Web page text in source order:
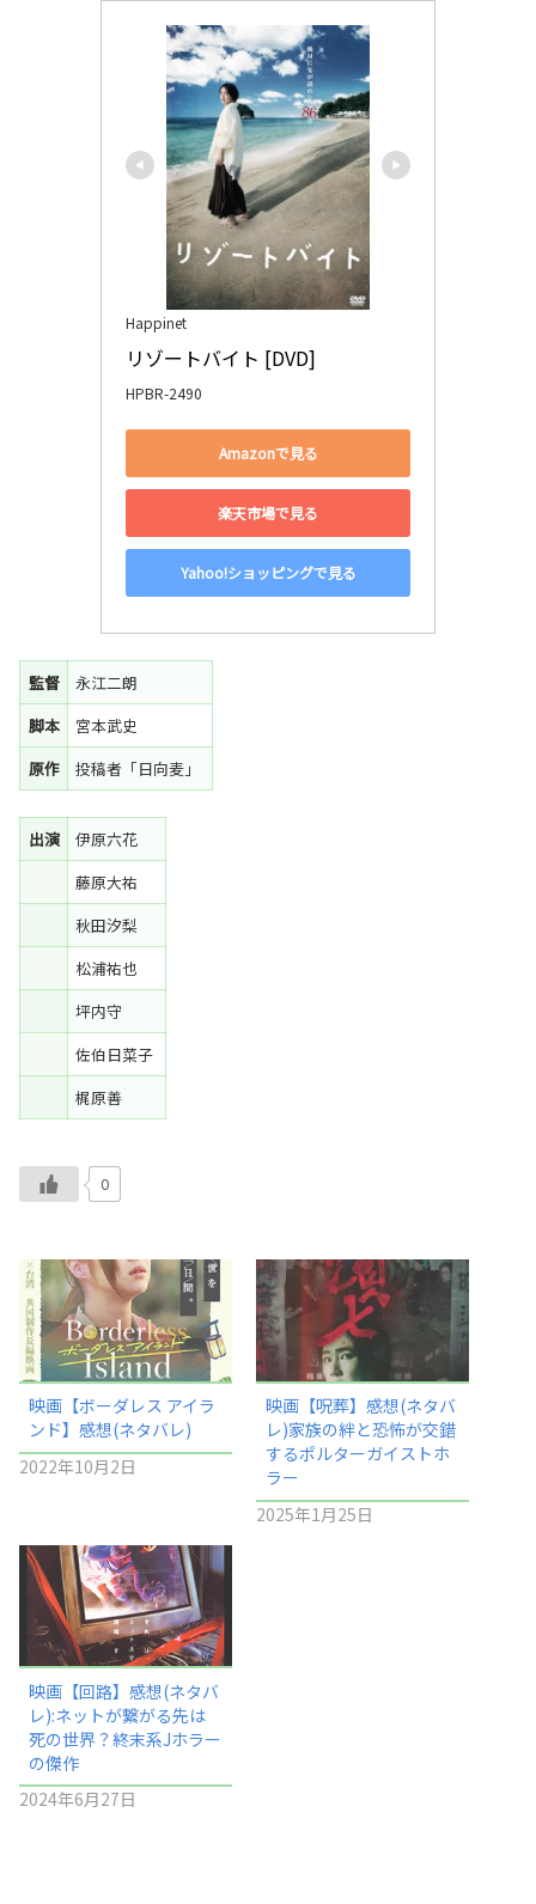
Happinet
リゾートバイト [DVD]
HPBR-2490
Amazonで見る
楽天市場で見る
Yahoo!ショッピングで見る
監督
永江二朗
脚本
宮本武史
原作
投稿者「日向麦」
出演
伊原六花
藤原大祐
秋田汐梨
松浦祐也
坪内守
佐伯日菜子
梶原善
0
映画【ボーダレス アイラ
ンド】感想(ネタバレ)
2022年10月2日
映画【呪葬】感想(ネタバ
レ)家族の絆と恐怖が交錯
するポルターガイストホ
ラー
2025年1月25日
映画【回路】感想(ネタバ
レ):ネットが繋がる先は
死の世界？終末系Jホラー
の傑作
2024年6月27日